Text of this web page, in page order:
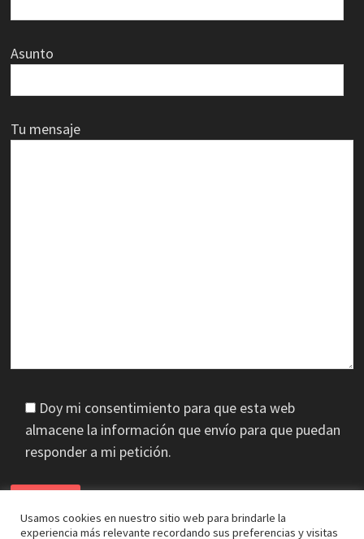
Asunto
Tu mensaje
Doy mi consentimiento para que esta web
almacene la información que envío para que puedan
responder a mi petición.
Usamos cookies en nuestro sitio web para brindarle la
experiencia más relevante recordando sus preferencias y visitas